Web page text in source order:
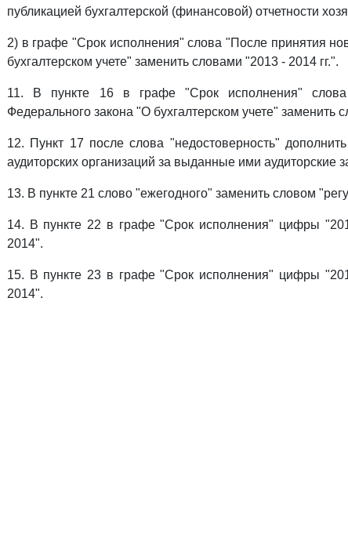
публикацией бухгалтерской (финансовой) отчетности
2) в графе "Срок исполнения" слова "После принятия
бухгалтерском учете" заменить словами "2013 - 2014 гг.".
11. В пункте 16 в графе "Срок исполнения"
Федерального закона "О бухгалтерском учете" заменить
12. Пункт 17 после слова "недостоверность"
аудиторских организаций за выданные ими аудиторские
13. В пункте 21 слово "ежегодного" заменить словом
14. В пункте 22 в графе "Срок исполнения" цифры
2014".
15. В пункте 23 в графе "Срок исполнения" цифры
2014".